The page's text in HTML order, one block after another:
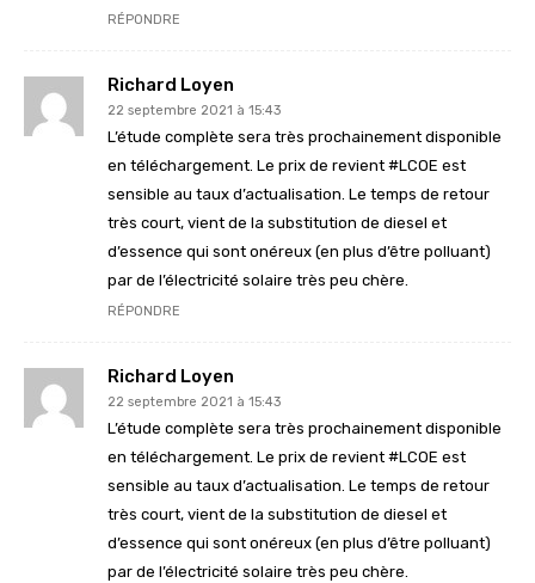
RÉPONDRE
Richard Loyen
22 septembre 2021 à 15:43
L’étude complète sera très prochainement disponible
en téléchargement. Le prix de revient #LCOE est
sensible au taux d’actualisation. Le temps de retour
très court, vient de la substitution de diesel et
d’essence qui sont onéreux (en plus d’être polluant)
par de l’électricité solaire très peu chère.
RÉPONDRE
Richard Loyen
22 septembre 2021 à 15:43
L’étude complète sera très prochainement disponible
en téléchargement. Le prix de revient #LCOE est
sensible au taux d’actualisation. Le temps de retour
très court, vient de la substitution de diesel et
d’essence qui sont onéreux (en plus d’être polluant)
par de l’électricité solaire très peu chère.